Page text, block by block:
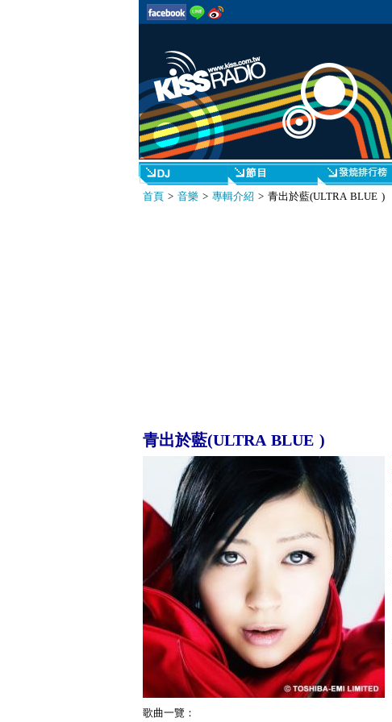
首頁> 音樂> 專輯介紹 > 青出於藍(ULTRA BLUE )
青出於藍(ULTRA BLUE )
歌曲一覽：